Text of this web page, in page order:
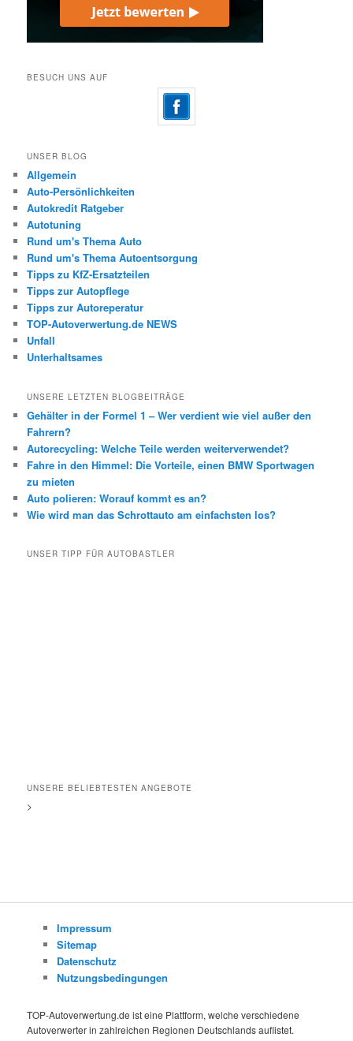
BESUCH UNS AUF
UNSER BLOG
Allgemein
Auto-Persönlichkeiten
Autokredit Ratgeber
Autotuning
Rund um's Thema Auto
Rund um's Thema Autoentsorgung
Tipps zu KfZ-Ersatzteilen
Tipps zur Autopflege
Tipps zur Autoreperatur
TOP-Autoverwertung.de NEWS
Unfall
Unterhaltsames
UNSERE LETZTEN BLOGBEITRÄGE
Gehälter in der Formel 1 – Wer verdient wie viel außer den
Fahrern?
Autorecycling: Welche Teile werden weiterverwendet?
Fahre in den Himmel: Die Vorteile, einen BMW Sportwagen
zu mieten
Auto polieren: Worauf kommt es an?
Wie wird man das Schrottauto am einfachsten los?
UNSER TIPP FÜR AUTOBASTLER
UNSERE BELIEBTESTEN ANGEBOTE
>
Impressum
Sitemap
Datenschutz
Nutzungsbedingungen
TOP-Autoverwertung.de ist eine Plattform, welche verschiedene
Autoverwerter in zahlreichen Regionen Deutschlands auflistet.